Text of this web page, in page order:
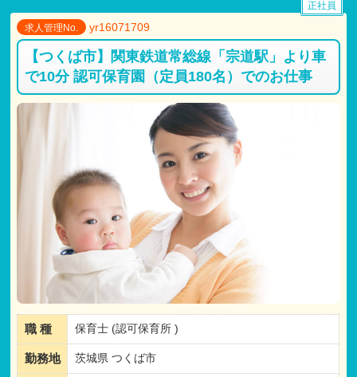
求人管理No. yr16071709
【つくば市】関東鉄道常総線「宗道駅」より車
で10分 認可保育園（定員180名）でのお仕事
正社員
職 種 保育士 (認可保育所 )
勤務地 茨城県 つくば市